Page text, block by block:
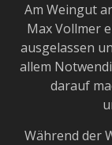
Am Weingut
Max Vollmer
ausgelassen
allem
darauf
Während der